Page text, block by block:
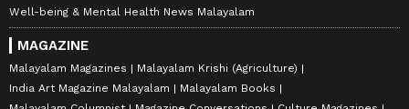
Well-being & Mental Health News Malayalam
MAGAZINE
Malayalam Magazines
Malayalam Krishi (Agriculture)
India Art Magazine Malayalam
Malayalam Books